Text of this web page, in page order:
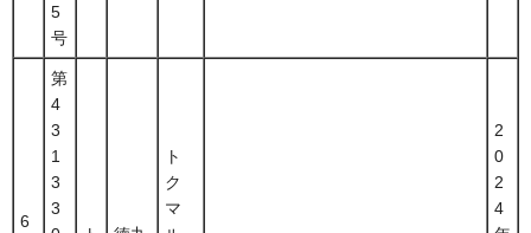
5
号
6
第
4
3
1
3
3
ト
ク
マ
2
0
2
4